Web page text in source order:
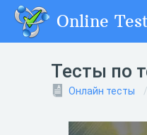
Online
Тесты по
Онлайн тесты